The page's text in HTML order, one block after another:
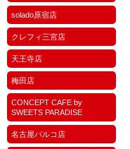
solado原宿店
クレフィ三宮店
天王寺店
梅田店
CONCEPT CAFE by
SWEETS PARADISE
名古屋パルコ店